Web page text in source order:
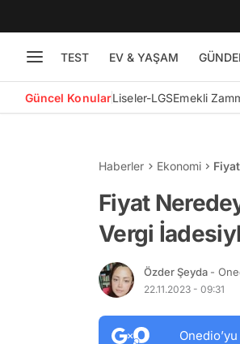
TEST EV & YAŞAM
Güncel KonularLiseler-LGSEmekli
Haberler Ekonomi
Fiyat
Vergi
Özder Şeyda -
22.11.2023 - 09:31